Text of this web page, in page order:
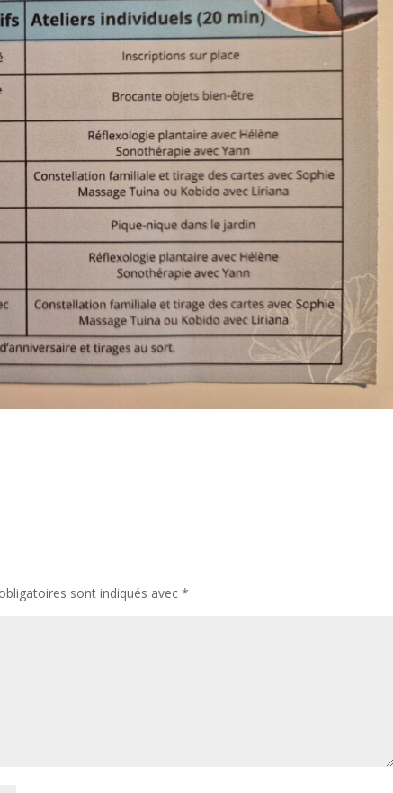
sont indiqués avec*